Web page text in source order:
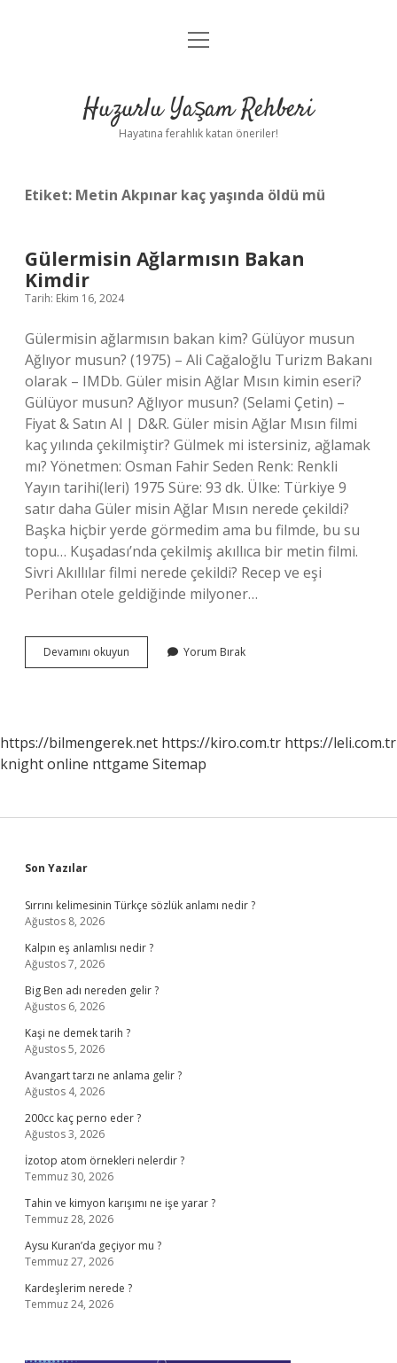
Anasayfa
Yasal Uyarı
menüyü
Huzurlu Yaşam Rehberi
Hayatına ferahlık katan öneriler!
Etiket: Metin Akpınar kaç yaşında öldü mü
Gülermisin Ağlarmısın Bakan
Kimdir
Tarih: Ekim 16, 2024
Gülermisin ağlarmısın bakan kim? Gülüyor musun
Ağlıyor musun? (1975) – Ali Cağaloğlu Turizm Bakanı
olarak – IMDb. Güler misin Ağlar Mısın kimin eseri?
Gülüyor musun? Ağlıyor musun? (Selami Çetin) –
Fiyat & Satın Al | D&R. Güler misin Ağlar Mısın filmi
kaç yılında çekilmiştir? Gülmek mi istersiniz, ağlamak
mı? Yönetmen: Osman Fahir Seden Renk: Renkli
Yayın tarihi(leri) 1975 Süre: 93 dk. Ülke: Türkiye 9
satır daha Güler misin Ağlar Mısın nerede çekildi?
Başka hiçbir yerde görmedim ama bu filmde, bu su
topu… Kuşadası’nda çekilmiş akıllıca bir metin filmi.
Sivri Akıllılar filmi nerede çekildi? Recep ve eşi
Perihan otele geldiğinde milyoner…
Devamını okuyun Gülermisin
Ağlarmısın
Yorum Bırak
https://bilmengerek.net https://kiro.com.tr https://leli.com.tr
knight online nttgame Sitemap
Sidebar
Son Yazılar
Sırrını kelimesinin Türkçe sözlük anlamı nedir ?
Ağustos 8, 2026
Kalpın eş anlamlısı nedir ?
Ağustos 7, 2026
Big Ben adı nereden gelir ?
Ağustos 6, 2026
Kaşi ne demek tarih ?
Ağustos 5, 2026
Avangart tarzı ne anlama gelir ?
Ağustos 4, 2026
200cc kaç perno eder ?
Ağustos 3, 2026
İzotop atom örnekleri nelerdir ?
Temmuz 30, 2026
Tahin ve kimyon karışımı ne işe yarar ?
Temmuz 28, 2026
Aysu Kuran’da geçiyor mu ?
Temmuz 27, 2026
Kardeşlerim nerede ?
Temmuz 24, 2026